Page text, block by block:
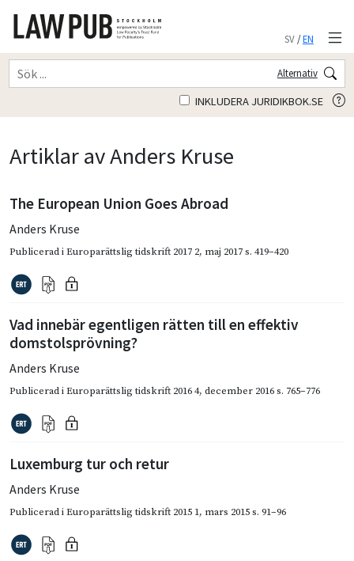
SV/EN
Alternativ
INKLUDERA JURIDIKBOK.SE
Artiklar av Anders Kruse
The European Union Goes Abroad
Anders Kruse
Publicerad iEuroparättslig tidskrift 2017 2, maj 2017s. 419–420
Vad innebär egentligen rätten till en effektiv
domstolsprövning?
Anders Kruse
Publicerad iEuroparättslig tidskrift 2016 4, december 2016s. 765–776
Luxemburg tur och retur
Anders Kruse
Publicerad iEuroparättslig tidskrift 2015 1, mars 2015s. 91–96